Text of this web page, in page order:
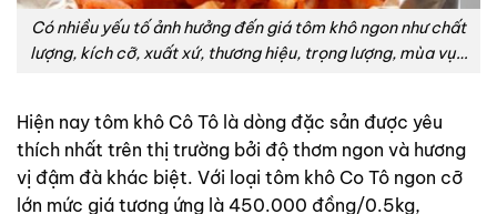
Có nhiều yếu tố ảnh hưởng đến giá tôm khô ngon như chất
lượng, kích cỡ, xuất xứ, thương hiệu, trọng lượng, mùa vụ…
Hiện nay tôm khô Cô Tô là dòng đặc sản được yêu
thích nhất trên thị trường bởi độ thơm ngon và hương
vị đậm đà khác biệt. Với loại tôm khô Co Tô ngon cỡ
lớn mức giá tương ứng là 450.000 đồng/0.5kg,